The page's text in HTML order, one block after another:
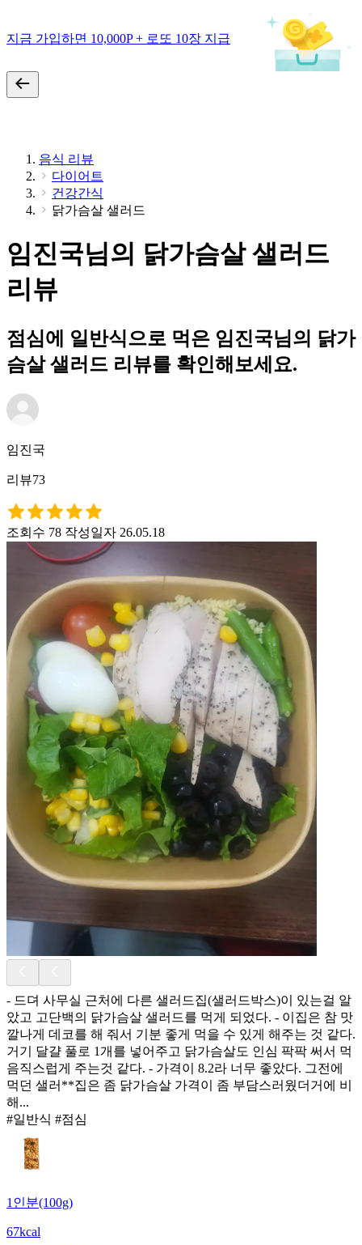
지금 가입하면 10,000P + 로또 10장 지급
음식 리뷰
다이어트
건강간식
닭가슴살 샐러드
임진국님의 닭가슴살 샐러드
리뷰
점심에 일반식으로 먹은 임진국님의 닭가
슴살 샐러드 리뷰를 확인해보세요.
임진국
리뷰73
조회수 78 작성일자 26.05.18
- 드뎌 사무실 근처에 다른 샐러드집(샐러드박스)이 있는걸 알
았고 고단백의 닭가슴살 샐러드를 먹게 되었다. - 이집은 참 맛
깔나게 데코를 해 줘서 기분 좋게 먹을 수 있게 해주는 것 같다.
거기 달걀 풀로 1개를 넣어주고 닭가슴살도 인심 팍팍 써서 먹
음직스럽게 주는것 같다. - 가격이 8.2라 너무 좋았다. 그전에
먹던 샐러**집은 좀 닭가슴살 가격이 좀 부담스러웠더거에 비
해...
#일반식 #점심
1인분(100g)
67kcal